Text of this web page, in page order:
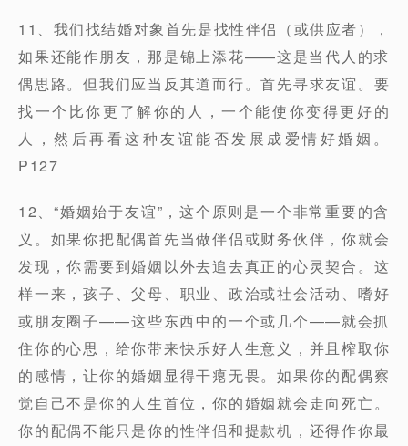
11、我们找结婚对象首先是找性伴侣（或供应者），
如果还能作朋友，那是锦上添花——这是当代人的求
偶思路。但我们应当反其道而行。首先寻求友谊。要
找一个比你更了解你的人，一个能使你变得更好的
人，然后再看这种友谊能否发展成爱情好婚姻。
P127
12、“婚姻始于友谊”，这个原则是一个非常重要的含
义。如果你把配偶首先当做伴侣或财务伙伴，你就会
发现，你需要到婚姻以外去追去真正的心灵契合。这
样一来，孩子、父母、职业、政治或社会活动、嗜好
或朋友圈子——这些东西中的一个或几个——就会抓
住你的心思，给你带来快乐好人生意义，并且榨取你
的感情，让你的婚姻显得干瘪无畏。如果你的配偶察
觉自己不是你的人生首位，你的婚姻就会走向死亡。
你的配偶不能只是你的性伴侣和提款机，还得作你最